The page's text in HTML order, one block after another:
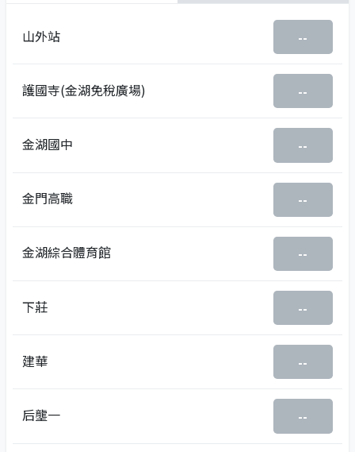
山外站 --
護國寺(金湖免稅廣場) --
金湖國中 --
金門高職 --
金湖綜合體育館 --
下莊 --
建華 --
后壟一 --